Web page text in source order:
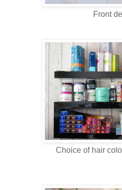
Front
Choice of hair